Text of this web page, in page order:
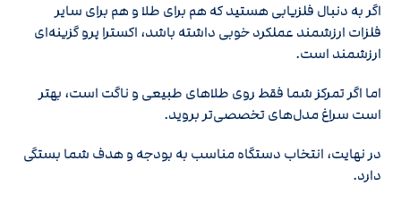
اگر به دنبال فلزیابی هستید که هم برای طلا و هم برای سایر
فلزات ارزشمند عملکرد خوبی داشته باشد، اکسترا پرو گزینه‌ای
ارزشمند است.
اما اگر تمرکز شما فقط روی طلاهای طبیعی و ناگت است، بهتر
است سراغ مدل‌های تخصصی‌تر بروید.
در نهایت، انتخاب دستگاه مناسب به بودجه و هدف شما بستگی
دارد.